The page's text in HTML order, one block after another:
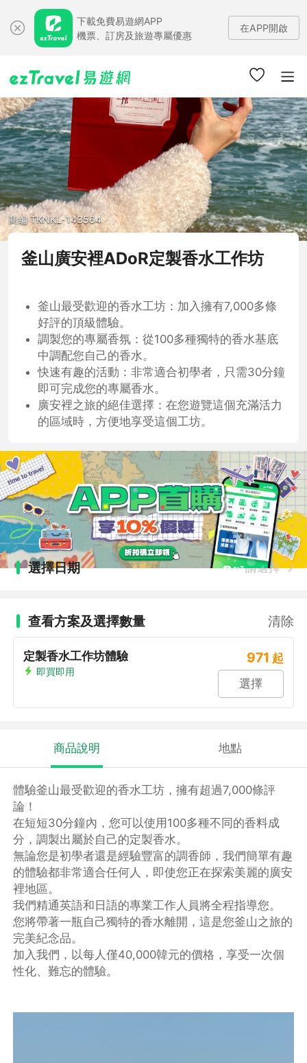
下載免費易遊網APP
機票、訂房及旅遊專屬優惠
在APP開啟
商編 TKNKL-143564
釜山廣安裡ADoR定製香水工作坊
釜山最受歡迎的香水工坊：加入擁有7,000多條
好評的頂級體驗。
調製您的專屬香氛：從100多種獨特的香水基底
中調配您自己的香水。
快速有趣的活動：非常適合初學者，只需30分鐘
即可完成您的專屬香水。
廣安裡之旅的絕佳選擇：在您遊覽這個充滿活力
的區域時，方便地享受這個工坊。
選擇日期 請選擇
查看方案及選擇數量 清除
定製香水工作坊體驗
即買即用
971 起
選擇
商品說明 地點
體驗釜山最受歡迎的香水工坊，擁有超過7,000條評
論！
在短短30分鐘內，您可以使用100多種不同的香料成
分，調製出屬於自己的定製香水。
無論您是初學者還是經驗豐富的調香師，我們簡單有趣
的體驗都非常適合任何人，即使您正在探索美麗的廣安
裡地區。
我們精通英語和日語的專業工作人員將全程指導您。
您將帶著一瓶自己獨特的香水離開，這是您釜山之旅的
完美紀念品。
加入我們，以每人僅40,000韓元的價格，享受一次個
性化、難忘的體驗。